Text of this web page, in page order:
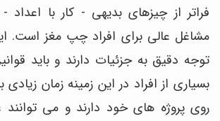
فراتر از چیزهای بدیهی - کار با اعداد
مشاغل عالی برای افراد چپ مغز است.
توجه دقیق به جزئیات دارند و باید
بسیاری از افراد در این زمینه زمان زیادی
روی پروژه های خود دارند و می توانند